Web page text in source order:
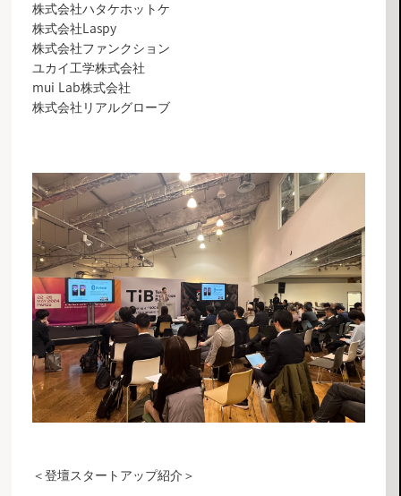
株式会社ハタケホットケ
株式会社Laspy
株式会社ファンクション
ユカイ工学株式会社
mui Lab株式会社
株式会社リアルグローブ
＜登壇スタートアップ紹介＞